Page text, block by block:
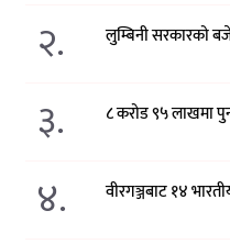
२. लुम्बिनी सरकारको
३. ८ करोड ९५ लाखमा
४. वीरगञ्जबाट १४